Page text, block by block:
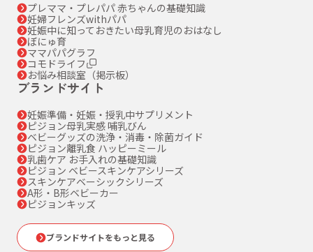
プレママ・プレパパ 赤ちゃんの基礎知識
妊婦フレンズwithパパ
妊娠中に知っておきたい母乳育児のおはなし
ぼにゅ育
ママパパグラフ
コモドライフ
お悩み相談室（掲示板）
ブランドサイト
妊娠準備・妊娠・授乳中サプリメント
ピジョン母乳実感 哺乳びん
ベビーグッズの洗浄・消毒・除菌ガイド
ピジョン離乳食 ハッピーミール
乳歯ケア お手入れの基礎知識
ピジョン ベビースキンケアシリーズ
スキンケアベーシックシリーズ
A形・B形ベビーカー
ピジョンキッズ
ブランドサイトをもっと見る